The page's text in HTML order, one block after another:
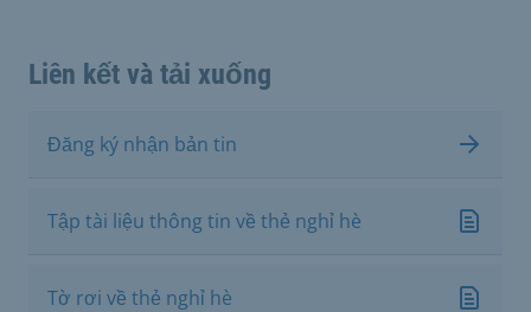
Liên kết và tải xuống
Đăng ký nhận bản tin
Tập tài liệu thông tin về thẻ nghỉ hè
Tờ rơi về thẻ nghỉ hè